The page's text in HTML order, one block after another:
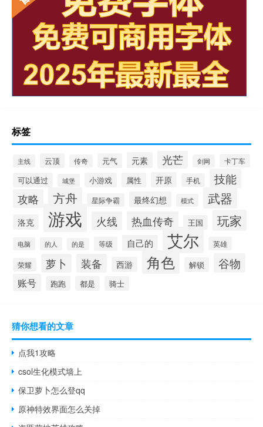
标签
主线 云顶 传奇 元气 元素 光芒 剑网 卡丁车
可以通过 城堡 小游戏 属性 开原 手机 技能
攻略 方舟 星际争霸 最终幻想 模式 武器
洛克 游戏 火线 热血传奇 王国 玩家
电脑 的人 的是 等级 自己的 艾尔 英雄
荣耀 萝卜 装备 西游 角色 解锁 谷物
账号 跑跑 都是 骑士
猜你想看的文章
点我1攻略
csol生化模式墙上
保卫萝卜怎么登qq
原神特效界面怎么关掉